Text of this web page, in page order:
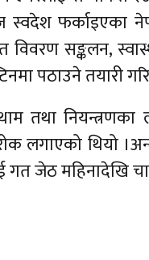
फर्काइएका
विवरण सङ्कलन,
पठाउने तयारी
तथा
रोक लगाएको थियो
जेठ महिनादेखि